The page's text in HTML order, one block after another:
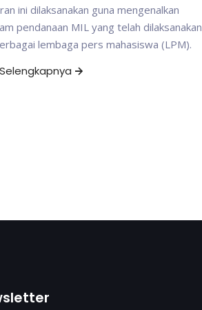
ini dilaksanakan guna mengenalkan
pendanaan MIL yang telah dilaksanakan
lembaga pers mahasiswa (LPM).